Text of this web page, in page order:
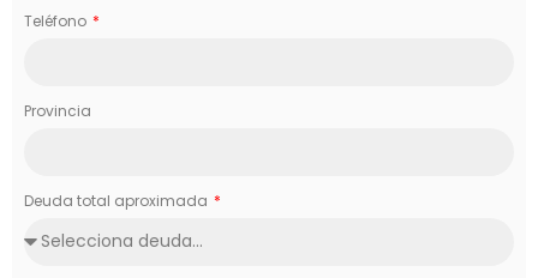
Teléfono
Provincia
Deuda total aproximada